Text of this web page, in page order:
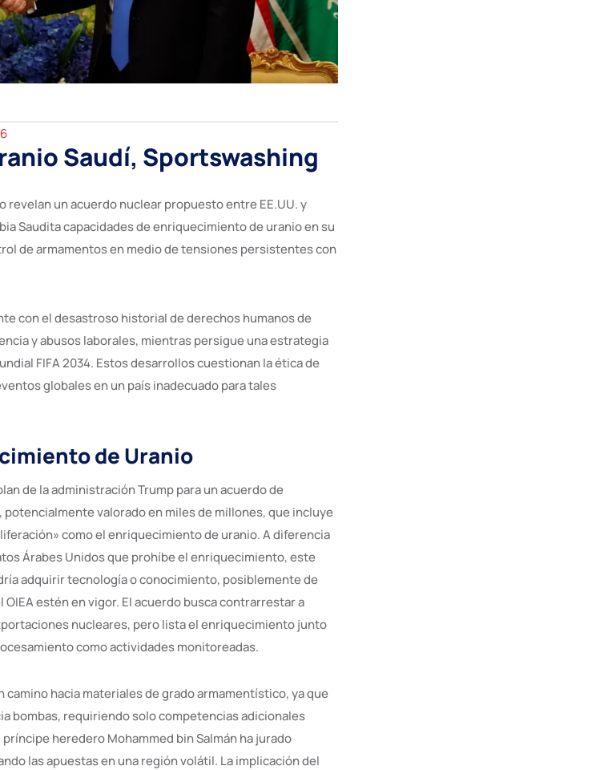
Saudí, Sportswashing
un acuerdo nuclear propuesto entre EE.UU. y
Saudita capacidades de enriquecimiento de uranio en su
de armamentos en medio de tensiones persistentes con
con el desastroso historial de derechos humanos de
y abusos laborales, mientras persigue una estrategia
FIFA 2034. Estos desarrollos cuestionan la ética de
globales en un país inadecuado para tales
de Uranio
de la administración Trump para un acuerdo de
valorado en miles de millones, que incluye
como el enriquecimiento de uranio. A diferencia
Árabes Unidos que prohíbe el enriquecimiento, este
adquirir tecnología o conocimiento, posiblemente de
OIEA estén en vigor. El acuerdo busca contrarrestar a
nucleares, pero lista el enriquecimiento junto
como actividades monitoreadas.
hacia materiales de grado armamentístico, ya que
bombas, requiriendo solo competencias adicionales
heredero Mohammed bin Salmán ha jurado
las apuestas en una región volátil. La implicación del